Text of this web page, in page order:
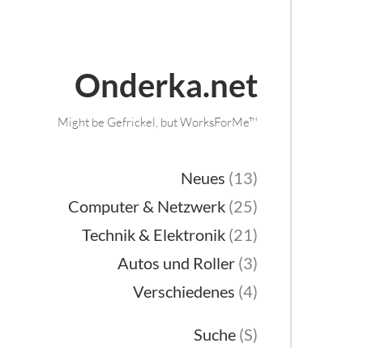
Onderka.net
Might be Gefrickel, but WorksForMe™
Neues (13)
Computer & Netzwerk (25)
Technik & Elektronik (21)
Autos und Roller (3)
Verschiedenes (4)
Suche (S)